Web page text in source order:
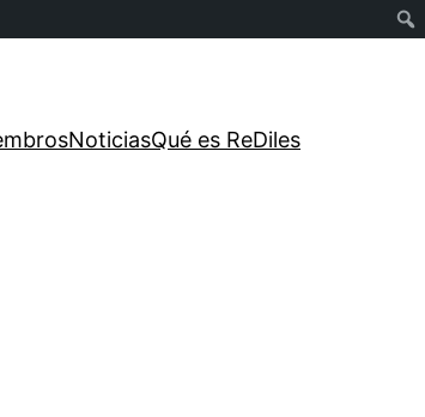
NoticiasQué es ReDiles